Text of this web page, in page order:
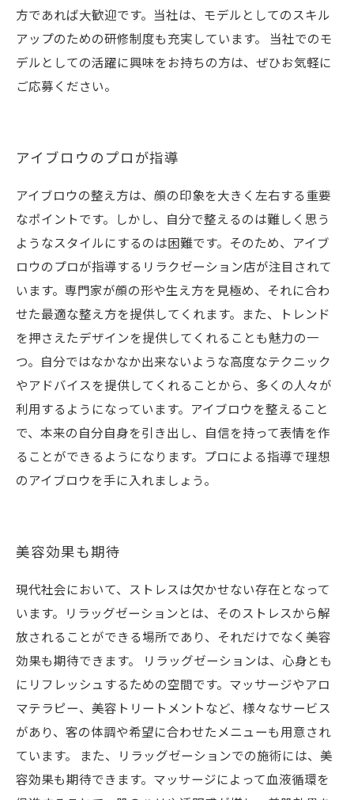
方であれば大歓迎です。当社は、モデルとしてのスキル
アップのための研修制度も充実しています。 当社でのモ
デルとしての活躍に興味をお持ちの方は、ぜひお気軽に
ご応募ください。
アイブロウのプロが指導
アイブロウの整え方は、顔の印象を大きく左右する重要
なポイントです。しかし、自分で整えるのは難しく思う
ようなスタイルにするのは困難です。そのため、アイブ
ロウのプロが指導するリラクゼーション店が注目されて
います。専門家が顔の形や生え方を見極め、それに合わ
せた最適な整え方を提供してくれます。また、トレンド
を押さえたデザインを提供してくれることも魅力の一
つ。自分ではなかなか出来ないような高度なテクニック
やアドバイスを提供してくれることから、多くの人々が
利用するようになっています。アイブロウを整えること
で、本来の自分自身を引き出し、自信を持って表情を作
ることができるようになります。プロによる指導で理想
のアイブロウを手に入れましょう。
美容効果も期待
現代社会において、ストレスは欠かせない存在となって
います。リラッグゼーションとは、そのストレスから解
放されることができる場所であり、それだけでなく美容
効果も期待できます。 リラッグゼーションは、心身とも
にリフレッシュするための空間です。マッサージやアロ
マテラピー、美容トリートメントなど、様々なサービス
があり、客の体調や希望に合わせたメニューも用意され
ています。 また、リラッグゼーションでの施術には、美
容効果も期待できます。マッサージによって血液循環を